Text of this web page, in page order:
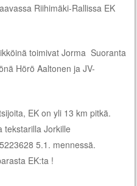
Riihimäki-Rallissa EK
toimivat Jorma Suoranta
Hörö Aaltonen ja JV-
EK on yli 13 km pitkä.
tekstarilla Jorkille
5.1. mennessä.
EK:ta !